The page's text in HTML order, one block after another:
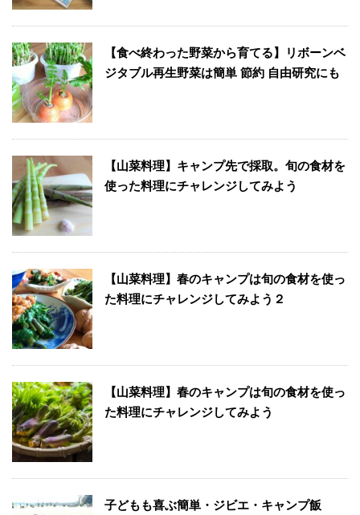
【食べ終わった野菜から育てる】リボーンベ
ジタブル再生野菜は簡単 節約 自由研究にも
【山菜料理】キャンプ先で採取。旬の食材を
使った料理にチャレンジしてみよう
【山菜料理】春のキャンプは旬の食材を使っ
た料理にチャレンジしてみよう２
【山菜料理】春のキャンプは旬の食材を使っ
た料理にチャレンジしてみよう
子どもも喜ぶ簡単・ジビエ・キャンプ飯